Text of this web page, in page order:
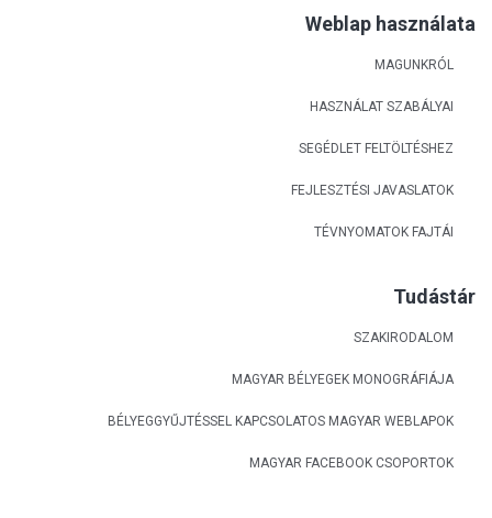
Weblap használata
MAGUNKRÓL
HASZNÁLAT SZABÁLYAI
SEGÉDLET FELTÖLTÉSHEZ
FEJLESZTÉSI JAVASLATOK
TÉVNYOMATOK FAJTÁI
Tudástár
SZAKIRODALOM
MAGYAR BÉLYEGEK MONOGRÁFIÁJA
BÉLYEGGYŰJTÉSSEL KAPCSOLATOS MAGYAR WEBLAPOK
MAGYAR FACEBOOK CSOPORTOK